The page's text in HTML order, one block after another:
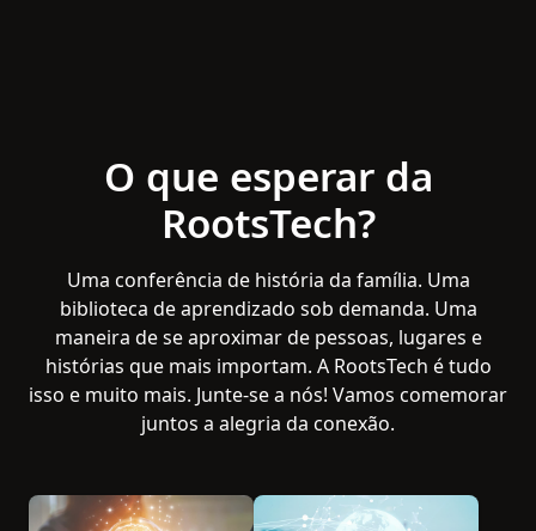
O que esperar da
RootsTech?
Uma conferência de história da família. Uma
biblioteca de aprendizado sob demanda. Uma
maneira de se aproximar de pessoas, lugares e
histórias que mais importam. A RootsTech é tudo
isso e muito mais. Junte-se a nós! Vamos comemorar
juntos a alegria da conexão.